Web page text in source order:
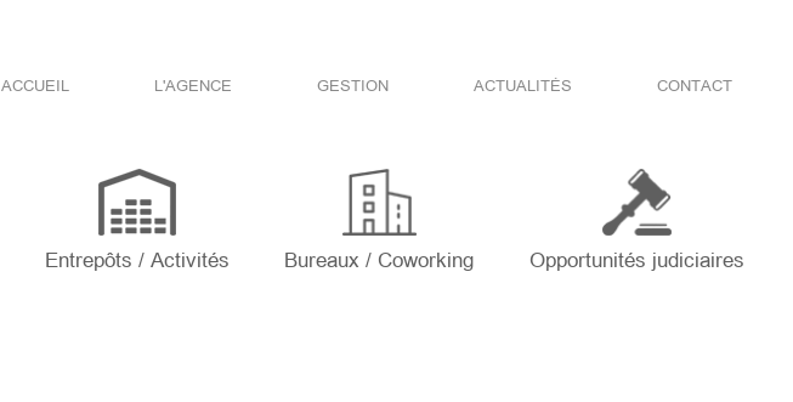
ACCUEIL L'AGENCE GESTION ACTUALITÉS CONTACT
Entrepôts / Activités Bureaux / Coworking Opportunités judiciaires